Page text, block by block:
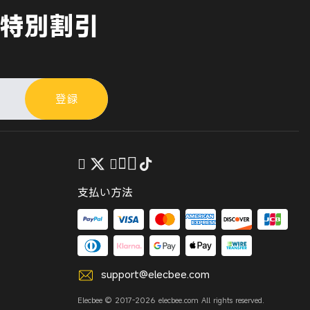
別割引
登録
支払い方法
support@elecbee.com
Elecbee © 2017-2026 elecbee.com All rights reserved.